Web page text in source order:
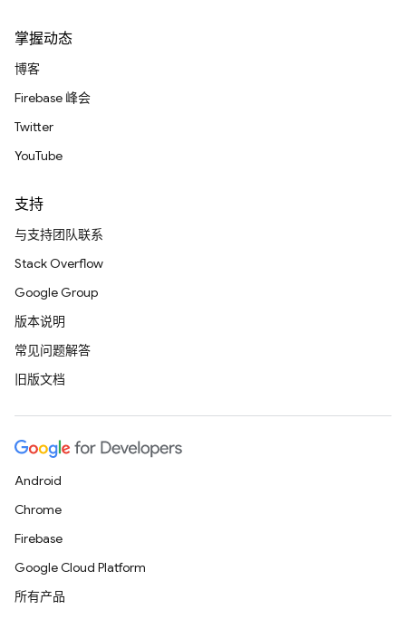
掌握动态
博客
Firebase 峰会
Twitter
YouTube
支持
与支持团队联系
Stack Overflow
Google Group
版本说明
常见问题解答
旧版文档
Android
Chrome
Firebase
Google Cloud Platform
所有产品